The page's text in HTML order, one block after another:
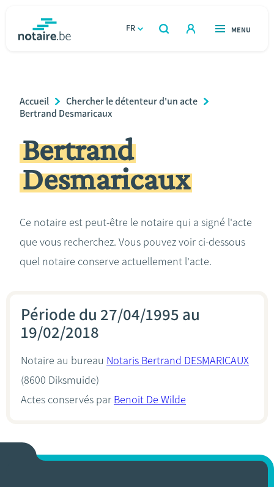
FR
OUVERT
RECHERCHER
OUVERT
MENU
Relations et vivre ensemble
Héritage et donations
Entreprendre
Calculateurs
Breadcrumb
Accueil
Chercher le détenteur d'un acte
Bertrand Desmaricaux
Bertrand
Desmaricaux
Ce notaire est peut-être le notaire qui a signé l'acte
que vous recherchez. Vous pouvez voir ci-dessous
quel notaire conserve actuellement l'acte.
Période du 27/04/1995 au
19/02/2018
Notaire au bureau Notaris Bertrand DESMARICAUX
(8600 Diksmuide)
Actes conservés par Benoit De Wilde